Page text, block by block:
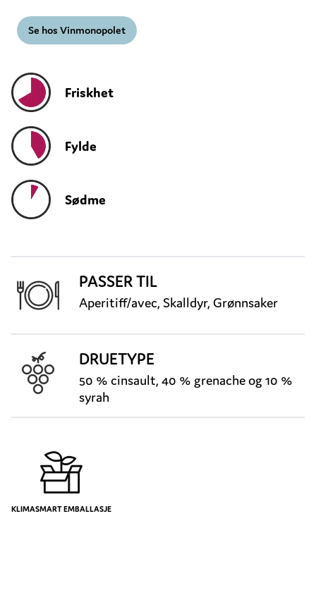
Se hos Vinmonopolet
Friskhet
Fylde
Sødme
PASSER TIL
Aperitiff/avec, Skalldyr, Grønnsaker
DRUETYPE
50 % cinsault, 40 % grenache og 10 %
syrah
KLIMASMART EMBALLASJE